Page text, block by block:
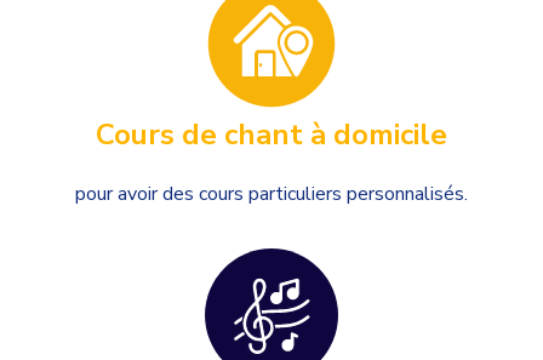
Cours de chant à domicile
pour avoir des cours particuliers personnalisés.